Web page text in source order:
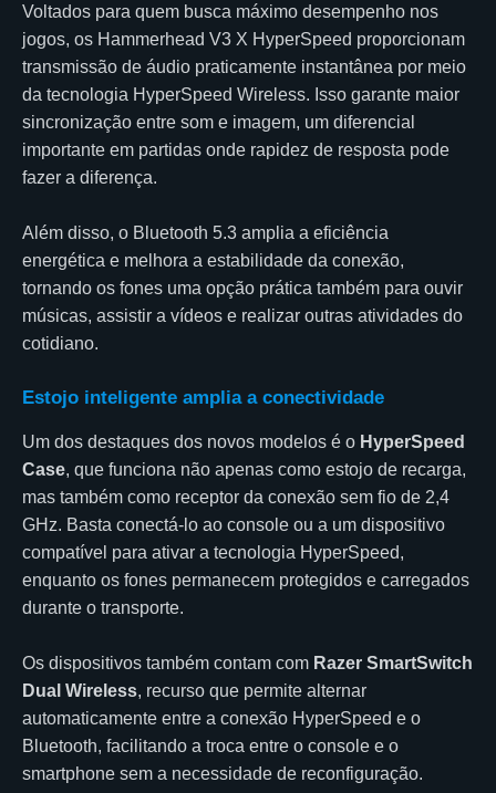
Voltados para quem busca máximo desempenho nos
jogos, os Hammerhead V3 X HyperSpeed proporcionam
transmissão de áudio praticamente instantânea por meio
da tecnologia HyperSpeed Wireless. Isso garante maior
sincronização entre som e imagem, um diferencial
importante em partidas onde rapidez de resposta pode
fazer a diferença.
Além disso, o Bluetooth 5.3 amplia a eficiência
energética e melhora a estabilidade da conexão,
tornando os fones uma opção prática também para ouvir
músicas, assistir a vídeos e realizar outras atividades do
cotidiano.
Estojo inteligente amplia a conectividade
Um dos destaques dos novos modelos é o HyperSpeed
Case, que funciona não apenas como estojo de recarga,
mas também como receptor da conexão sem fio de 2,4
GHz. Basta conectá-lo ao console ou a um dispositivo
compatível para ativar a tecnologia HyperSpeed,
enquanto os fones permanecem protegidos e carregados
durante o transporte.
Os dispositivos também contam com Razer SmartSwitch
Dual Wireless, recurso que permite alternar
automaticamente entre a conexão HyperSpeed e o
Bluetooth, facilitando a troca entre o console e o
smartphone sem a necessidade de reconfiguração.